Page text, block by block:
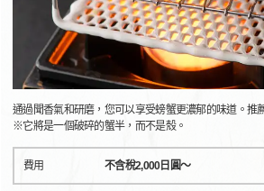
通過聞香氣和研磨，您可以享受螃蟹更濃郁的味道。推
※它將是一個破碎的蟹半，而不是殼。
費用 不含稅2,000日圓～